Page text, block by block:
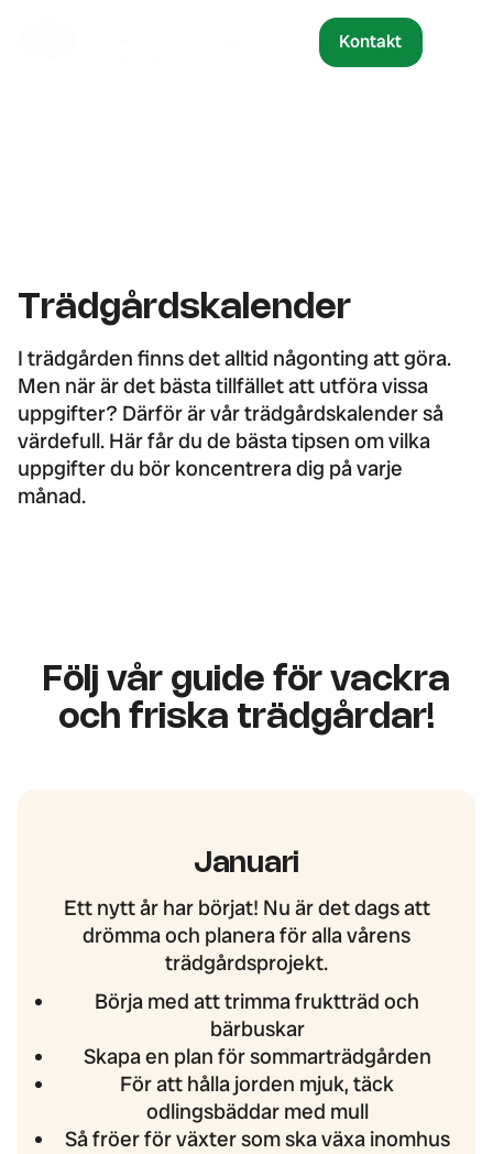
Kontakt
Trädgårdskalender
I trädgården finns det alltid någonting att göra.
Men när är det bästa tillfället att utföra vissa
uppgifter? Därför är vår trädgårdskalender så
värdefull. Här får du de bästa tipsen om vilka
uppgifter du bör koncentrera dig på varje
månad.
Följ vår guide för vackra
och friska trädgårdar!
Januari
Ett nytt år har börjat! Nu är det dags att
drömma och planera för alla vårens
trädgårdsprojekt.
Börja med att trimma fruktträd och
bärbuskar
Skapa en plan för sommarträdgården
För att hålla jorden mjuk, täck
odlingsbäddar med mull
Så fröer för växter som ska växa inomhus